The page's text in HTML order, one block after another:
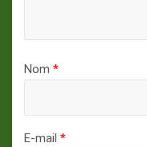
Nom *
E-mail *